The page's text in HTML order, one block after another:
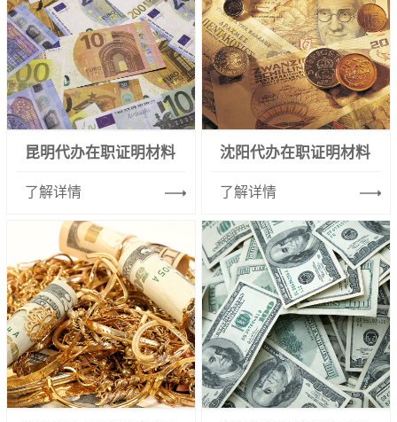
昆明代办在职证明材料
了解详情
沈阳代办在职证明材料
了解详情